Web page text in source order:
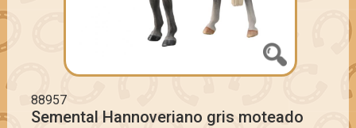
88957
Semental Hannoveriano gris moteado